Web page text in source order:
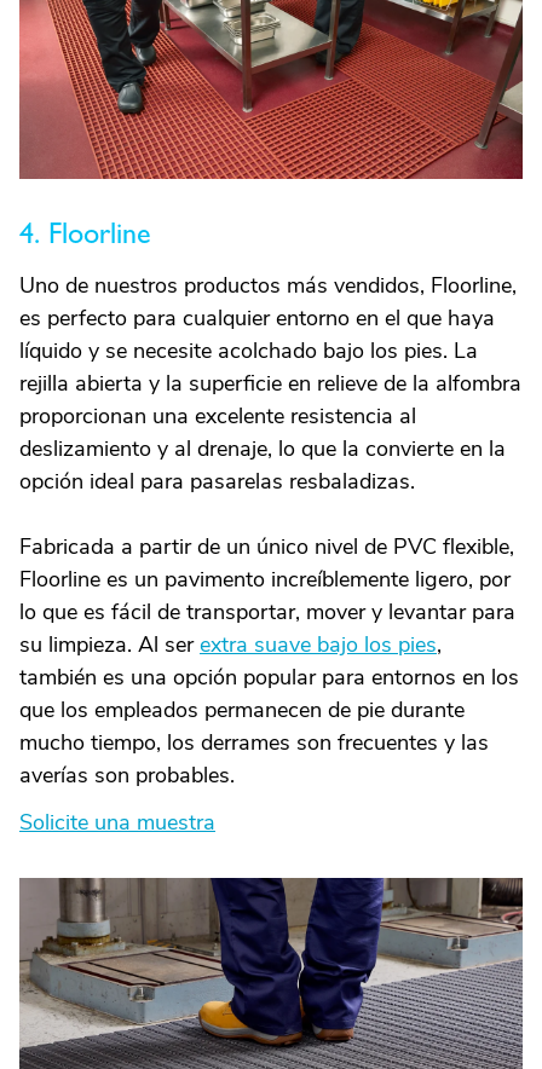
4. Floorline
Uno de nuestros productos más vendidos, Floorline,
es perfecto para cualquier entorno en el que haya
líquido y se necesite acolchado bajo los pies. La
rejilla abierta y la superficie en relieve de la alfombra
proporcionan una excelente resistencia al
deslizamiento y al drenaje, lo que la convierte en la
opción ideal para pasarelas resbaladizas.
Fabricada a partir de un único nivel de PVC flexible,
Floorline es un pavimento increíblemente ligero, por
lo que es fácil de transportar, mover y levantar para
su limpieza. Al serextra suave bajo los pies,
también es una opción popular para entornos en los
que los empleados permanecen de pie durante
mucho tiempo, los derrames son frecuentes y las
averías son probables.
Solicite una muestra